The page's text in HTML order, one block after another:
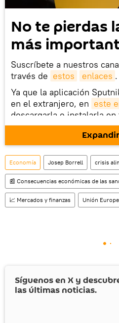
No te pierdas
más
Suscríbete a nuestros
través de estos enlaces .
Ya que la aplicación
en el extranjero, en este
descargarla e instalarla
móvil (¡solo para
También tenemos una
social rusa VK .
Expandir
Economía Josep Borrell crisis
📰 Consecuencias económicas de las
📈 Mercados y finanzas Unión
Síguenos en X y
las últimas noticias.